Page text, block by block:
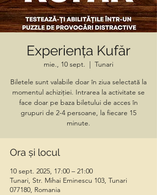
Experiența Kufăr
mie., 10 sept.
  |
Tunari
Biletele sunt valabile doar în ziua selectată la
momentul achiziției. Intrarea la activitate se
face doar pe baza biletului de acces în
grupuri de 2-4 persoane, la fiecare 15
minute.
Ora și locul
10 sept. 2025, 17:00 – 21:00
Tunari, Str. Mihai Eminescu 103, Tunari
077180, Romania